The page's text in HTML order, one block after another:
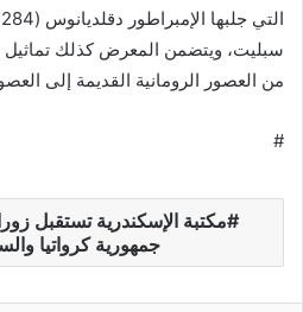
سبليت، ويتضمن المعرض كذلك تماثيل
من العصور الرومانية القديمة إلى
#
مكتبة الإسكندرية تستقبل
جمهورية كرواتيا